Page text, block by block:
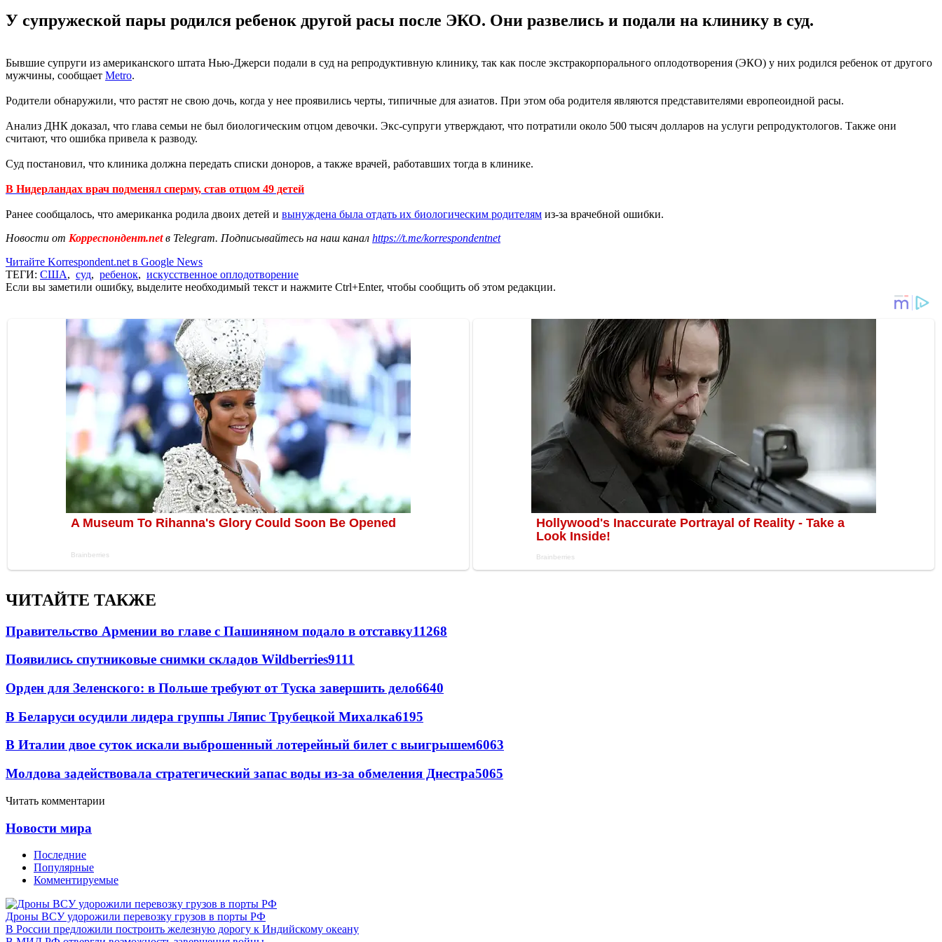
У супружеской пары родился ребенок другой расы после ЭКО. Они развелись и подали на клинику в суд.
Бывшие супруги из американского штата Нью-Джерси подали в суд на репродуктивную клинику, так как после экстракорпорального оплодотворения (ЭКО) у них родился ребенок от другого
мужчины, сообщает Metro.
Родители обнаружили, что растят не свою дочь, когда у нее проявились черты, типичные для азиатов. При этом оба родителя являются представителями европеоидной расы.
Анализ ДНК доказал, что глава семьи не был биологическим отцом девочки. Экс-супруги утверждают, что потратили около 500 тысяч долларов на услуги репродуктологов. Также они
считают, что ошибка привела к разводу.
Суд постановил, что клиника должна передать списки доноров, а также врачей, работавших тогда в клинике.
В Нидерландах врач подменял сперму, став отцом 49 детей
Ранее сообщалось, что американка родила двоих детей и вынуждена была отдать их биологическим родителям из-за врачебной ошибки.
Новости от Корреспондент.netв Telegram. Подписывайтесь на наш канал https://t.me/korrespondentnet
Читайте Korrespondent.net в Google News
ТЕГИ: США, суд, ребенок, искусственное оплодотворение
Если вы заметили ошибку, выделите необходимый текст и нажмите Ctrl+Enter, чтобы сообщить об этом редакции.
ЧИТАЙТЕ ТАКЖЕ
Правительство Армении во главе с Пашиняном подало в отставку11268
Появились спутниковые снимки складов Wildberries9111
Орден для Зеленского: в Польше требуют от Туска завершить дело6640
В Беларуси осудили лидера группы Ляпис Трубецкой Михалка6195
В Италии двое суток искали выброшенный лотерейный билет с выигрышем6063
Молдова задействовала стратегический запас воды из-за обмеления Днестра5065
Читать комментарии
Новости мира
Последние
Популярные
Комментируемые
Дроны ВСУ удорожили перевозку грузов в порты РФ
В России предложили построить железную дорогу к Индийскому океану